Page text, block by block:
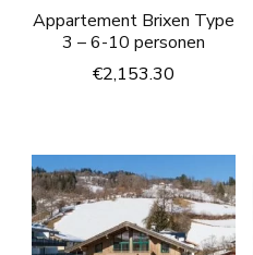
Appartement Brixen Type
3 – 6-10 personen
€2,153.30